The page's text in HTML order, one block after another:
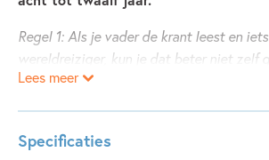
Regel 1: Als je vader de krant leest en
wereldreiziger, kun je dat beter niet zelf
Want voordat je het weet ben je
brengt, dat je bij het kiezen van een
Lees meer
Specificaties